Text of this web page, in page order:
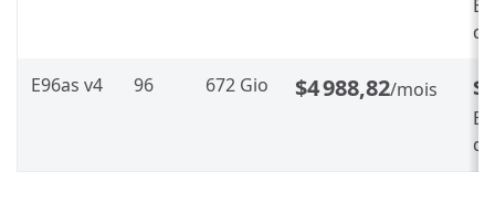
E96as v4 96 672 Gio $4 988,82/mois